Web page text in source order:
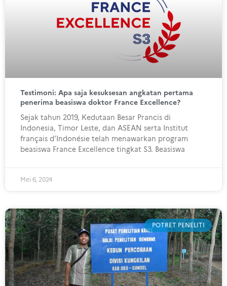
Testimoni: Apa saja kesuksesan angkatan pertama
penerima beasiswa doktor France Excellence?
Sejak tahun 2019, Kedutaan Besar Prancis di
Indonesia, Timor Leste, dan ASEAN serta Institut
français d’Indonésie telah menawarkan program
beasiswa France Excellence tingkat S3. Beasiswa
Mei 6, 2024
POTRET PENELITI